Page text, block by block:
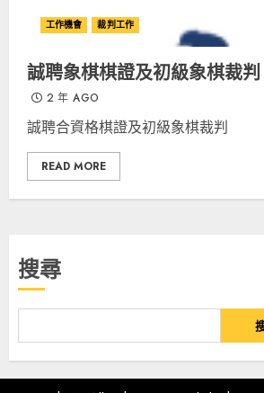
工作機會 裁判工作
誠聘象棋棋證及初級象棋裁判
2 年 AGO
誠聘合資格棋證及初級象棋裁判
READ MORE
搜尋